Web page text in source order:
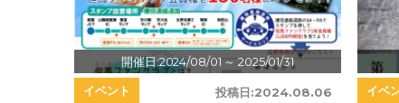
開催日:2024/08/01 ～ 2025/01/31
投稿日:2024.08.06
イベント イベ